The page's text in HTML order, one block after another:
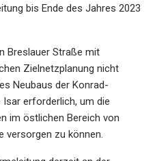
bis Ende des Jahres 2023
Breslauer Straße mit
Zielnetzplanung nicht
Neubaus der Konrad-
erforderlich, um die
im östlichen Bereich von
zu können.